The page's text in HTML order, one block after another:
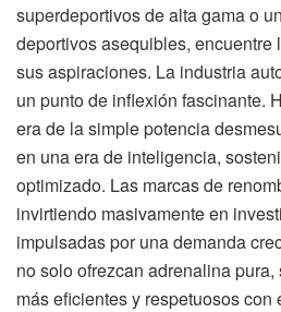
superdeportivos de alta gama o
deportivos asequibles, encuentre
sus aspiraciones. La industria
un punto de inflexión fascinante.
era de la simple potencia
en una era de inteligencia,
optimizado. Las marcas de
invirtiendo masivamente en
impulsadas por una demanda
no solo ofrezcan adrenalina
más eficientes y respetuosos